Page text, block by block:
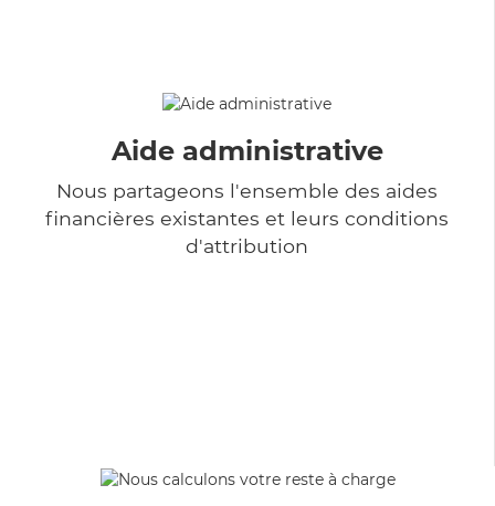
Aide administrative
Nous partageons l'ensemble des aides
financières existantes et leurs conditions
d'attribution